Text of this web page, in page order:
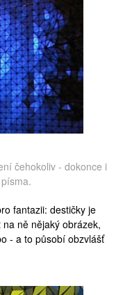
čehokoliv - dokonce i
fantazii: destičky je
ně nějaký obrázek,
- a to působí obzvlášť